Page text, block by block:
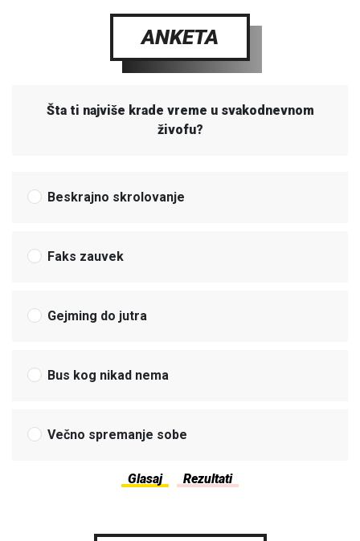
ANKETA
Šta ti najviše krade vreme u svakodnevnom
živofu?
Beskrajno skrolovanje
Faks zauvek
Gejming do jutra
Bus kog nikad nema
Večno spremanje sobe